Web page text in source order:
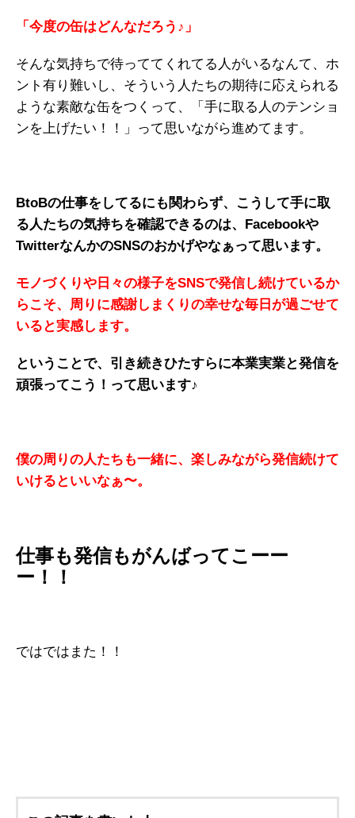
「今度の缶はどんなだろう♪」
そんな気持ちで待っててくれてる人がいるなんて、ホ
ント有り難いし、そういう人たちの期待に応えられる
ような素敵な缶をつくって、「手に取る人のテンショ
ンを上げたい！！」って思いながら進めてます。
BtoBの仕事をしてるにも関わらず、こうして手に取
る人たちの気持ちを確認できるのは、Facebookや
TwitterなんかのSNSのおかげやなぁって思います。
モノづくりや日々の様子をSNSで発信し続けているか
らこそ、周りに感謝しまくりの幸せな毎日が過ごせて
いると実感します。
ということで、引き続きひたすらに本業実業と発信を
頑張ってこう！って思います♪
僕の周りの人たちも一緒に、楽しみながら発信続けて
いけるといいなぁ〜。
仕事も発信もがんばってこーー
ー！！
ではではまた！！